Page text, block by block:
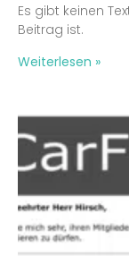
Es gibt keinen
Beitrag ist.
Weiterlesen »